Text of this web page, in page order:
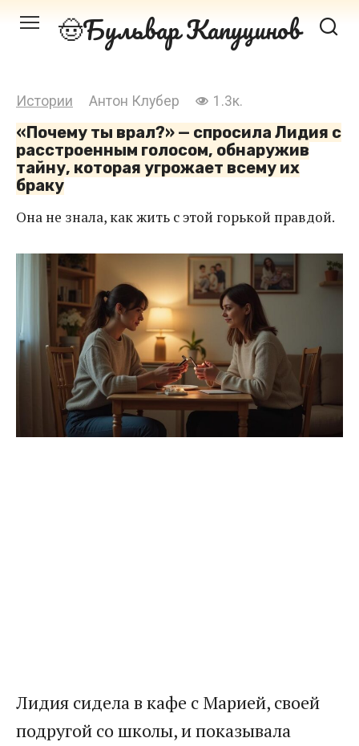
Перейти Бульвар Капуцинов
Истории Антон Клубер 1.3к.
«Почему ты врал?» — спросила Лидия с
расстроенным голосом, обнаружив
тайну, которая угрожает всему их
браку
Она не знала, как жить с этой горькой правдой.
Лидия сидела в кафе с Марией, своей
подругой со школы, и показывала